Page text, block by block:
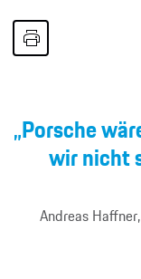
„Porsche
wir nicht
Andreas